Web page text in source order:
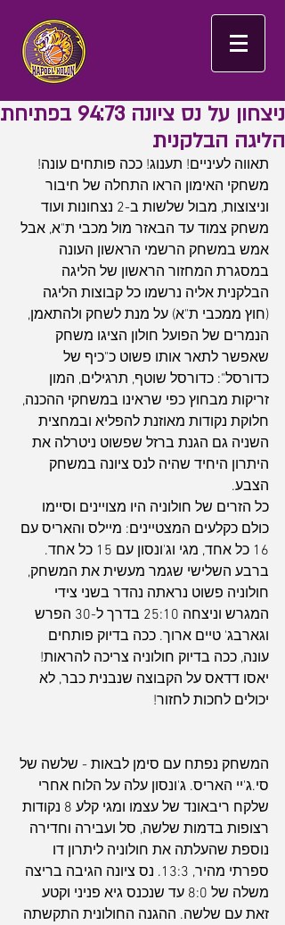
ניצחון על נס ציונה 94:73 בפתיחת
הליגה הבלקנית
תאווה לעיניים! תענוג! ככה פותחים עונה!
משחקי האימון הראו התחלה של חיבור
וניצוצות, מבול שלשות ב-2 נצחונות ועוד
משחק צמוד עד הבאזר מול מכבי ת"א, אבל
אמש במשחק הרשמי הראשון העונה
במסגרת המחזור הראשון של הליגה
הבלקנית אליה נרשמו כל קבוצות הליגה
(חוץ ממכבי ת"א) על מנת לשחק ולהתאמן,
הנמרים של הפועל חולון הציגו משחק
שאפשר לתאר אותו פשוט כ"כיף של
כדורסל": כדורסל שוטף, תרגילים, המון
זריקות מבחוץ כפי שראינו במשחקי ההכנה,
חלוקת נקודות מאוזנת להפליא ובמחצית
השניה גם הגנת ברזל שפשוט ניטרלה את
היתרון היחיד שהיה לנס ציונה במשחק
הצבע.
כל הזרים של חולוניה היו מצויינים וסיימו
כולם כקלעים המצטיינים: מיילס והאריס עם
16 כל אחד, מגי וג'ונסון עם 15 כל אחד.
ברבע השלישי שגמר מעשית את המשחק,
חולוניה פשוט נראתה נהדר בשני צידי
המגרש וניצחה 25:10 בדרך ל-30 הפרש
וגארבג' טיים ארוך. ככה בדיוק פותחים
עונה, ככה בדיוק חולוניה צריכה להראות!
יאסו דדאס על הקבוצה שנבנית כבר, לא
יכולים לחכות לחזור!
המשחק נפתח עם סימן לבאות - שלשה של
סי.ג'יי האריס. ג'ונסון עלה על הלוח אחרי
שלקח ריבאונד של עצמו ומגי קלע 8 נקודות
רצופות בדמות שלשה, סל ועבירה וחדירה
נוספת שהעלתה את חולוניה ליתרון דו
ספרתי מהיר, 13:3. נס ציונה הגיבה בריצה
משלה של 8:0 עד שנכנס גיא פניני וקטע
זאת עם שלשה. ההגנה החולונית התקשתה